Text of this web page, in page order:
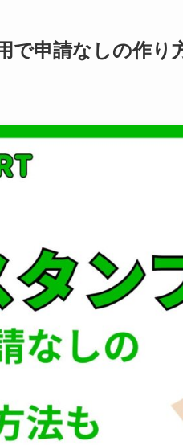
で申請なしの作り